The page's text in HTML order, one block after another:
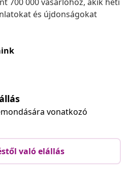
és újdonságokat
vonatkozó
való elállás